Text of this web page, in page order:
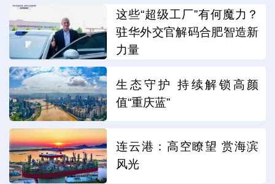
这些“超级工厂”有何魔力？
驻华外交官解码合肥智造新
力量
生态守护 持续解锁高颜
值“重庆蓝”
连云港：高空瞭望 赏海滨
风光